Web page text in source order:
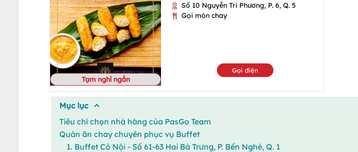
Tạm nghỉ ngắn
Số 10 Nguyễn Tri Phương, P. 6, Q. 5
Gọi món chay
Gọi điện
Mục lục
Tiêu chí chọn nhà hàng của PasGo Team
Quán ăn chay chuyên phục vụ Buffet
1. Buffet Cỏ Nội - Số 61-63 Hai Bà Trưng, P. Bến Nghé, Q. 1